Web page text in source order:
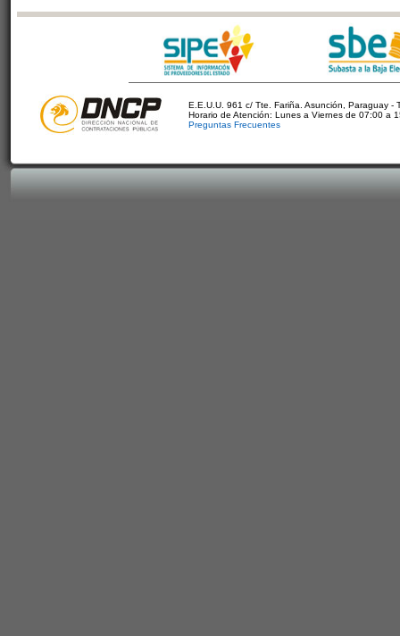
E.E.U.U. 961 c/ Tte. Fariña. Asunción, Paraguay -
Horario de Atención: Lunes a Viernes de 07:00 a
Preguntas Frecuentes